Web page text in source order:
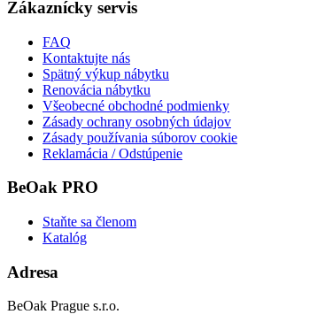
Zákaznícky servis
FAQ
Kontaktujte nás
Spätný výkup nábytku
Renovácia nábytku
Všeobecné obchodné podmienky
Zásady ochrany osobných údajov
Zásady používania súborov cookie
Reklamácia / Odstúpenie
BeOak PRO
Staňte sa členom
Katalóg
Adresa
BeOak Prague s.r.o.